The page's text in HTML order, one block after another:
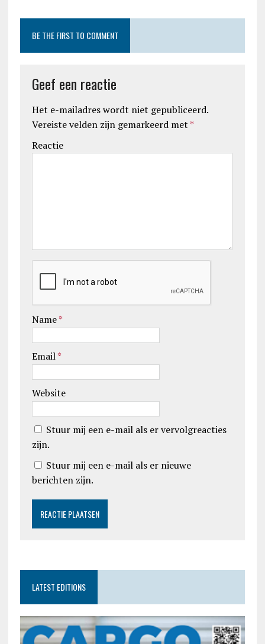
BE THE FIRST TO COMMENT
Geef een reactie
Het e-mailadres wordt niet gepubliceerd.
Vereiste velden zijn gemarkeerd met *
Reactie
Name*
Email*
Website
Stuur mij een e-mail als er vervolgreacties
zijn.
Stuur mij een e-mail als er nieuwe
berichten zijn.
LATEST EDITIONS